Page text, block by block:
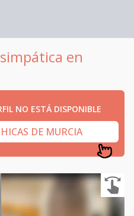
en
NO ESTÁ DISPONIBLE
DE MURCIA